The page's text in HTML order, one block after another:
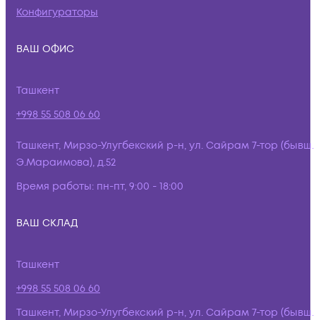
Конфигураторы
ВАШ ОФИС
Ташкент
+998 55 508 06 60
Ташкент, Мирзо-Улугбекский р-н, ул. Сайрам 7-тор (бывш.
Э.Мараимова), д.52
Время работы: пн-пт, 9:00 - 18:00
ВАШ СКЛАД
Ташкент
+998 55 508 06 60
Ташкент, Мирзо-Улугбекский р-н, ул. Сайрам 7-тор (бывш.